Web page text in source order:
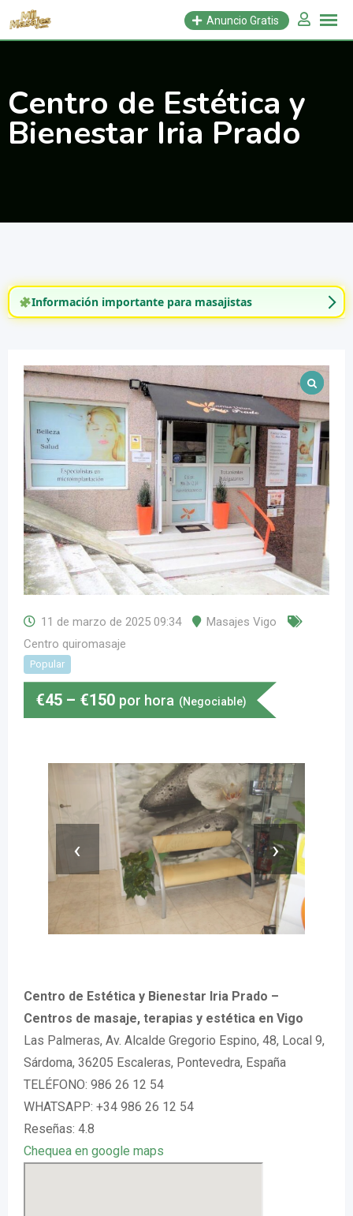
Saltar
Anuncio Gratis
Centro de Estética y
Bienestar Iria Prado
Información importante para masajistas
11 de marzo de 2025 09:34
Masajes Vigo
Centro quiromasaje
Popular
€45 – €150 por hora (Negociable)
‹ ›
Centro de Estética y Bienestar Iria Prado –
Centros de masaje, terapias y estética en Vigo
Las Palmeras, Av. Alcalde Gregorio Espino, 48, Local 9,
Sárdoma, 36205 Escaleras, Pontevedra, España
TELÉFONO: 986 26 12 54
WHATSAPP: +34 986 26 12 54
Reseñas: 4.8
Chequea en google maps